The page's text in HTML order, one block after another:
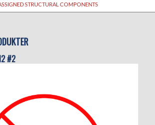
STRUCTURAL COMPONENTS
#2